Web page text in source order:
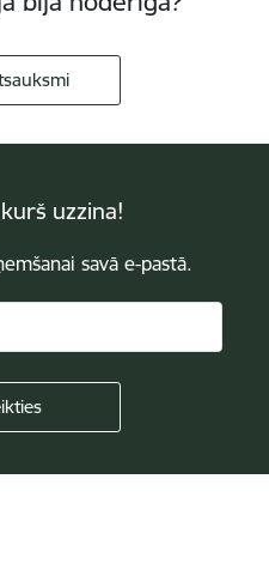
uzzina!
savā e-pastā.